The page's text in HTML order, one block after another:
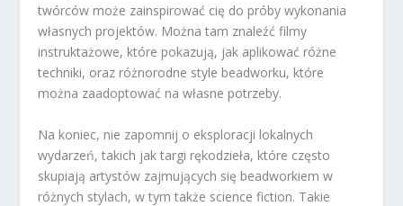
twórców może zainspirować cię do próby wykonania
własnych projektów. Można tam znaleźć filmy
instruktażowe, które pokazują, jak aplikować różne
techniki, oraz różnorodne style beadworku, które
można zaadoptować na własne potrzeby.
Na koniec, nie zapomnij o eksploracji lokalnych
wydarzeń, takich jak targi rękodzieła, które często
skupiają artystów zajmujących się beadworkiem w
różnych stylach, w tym także science fiction. Takie